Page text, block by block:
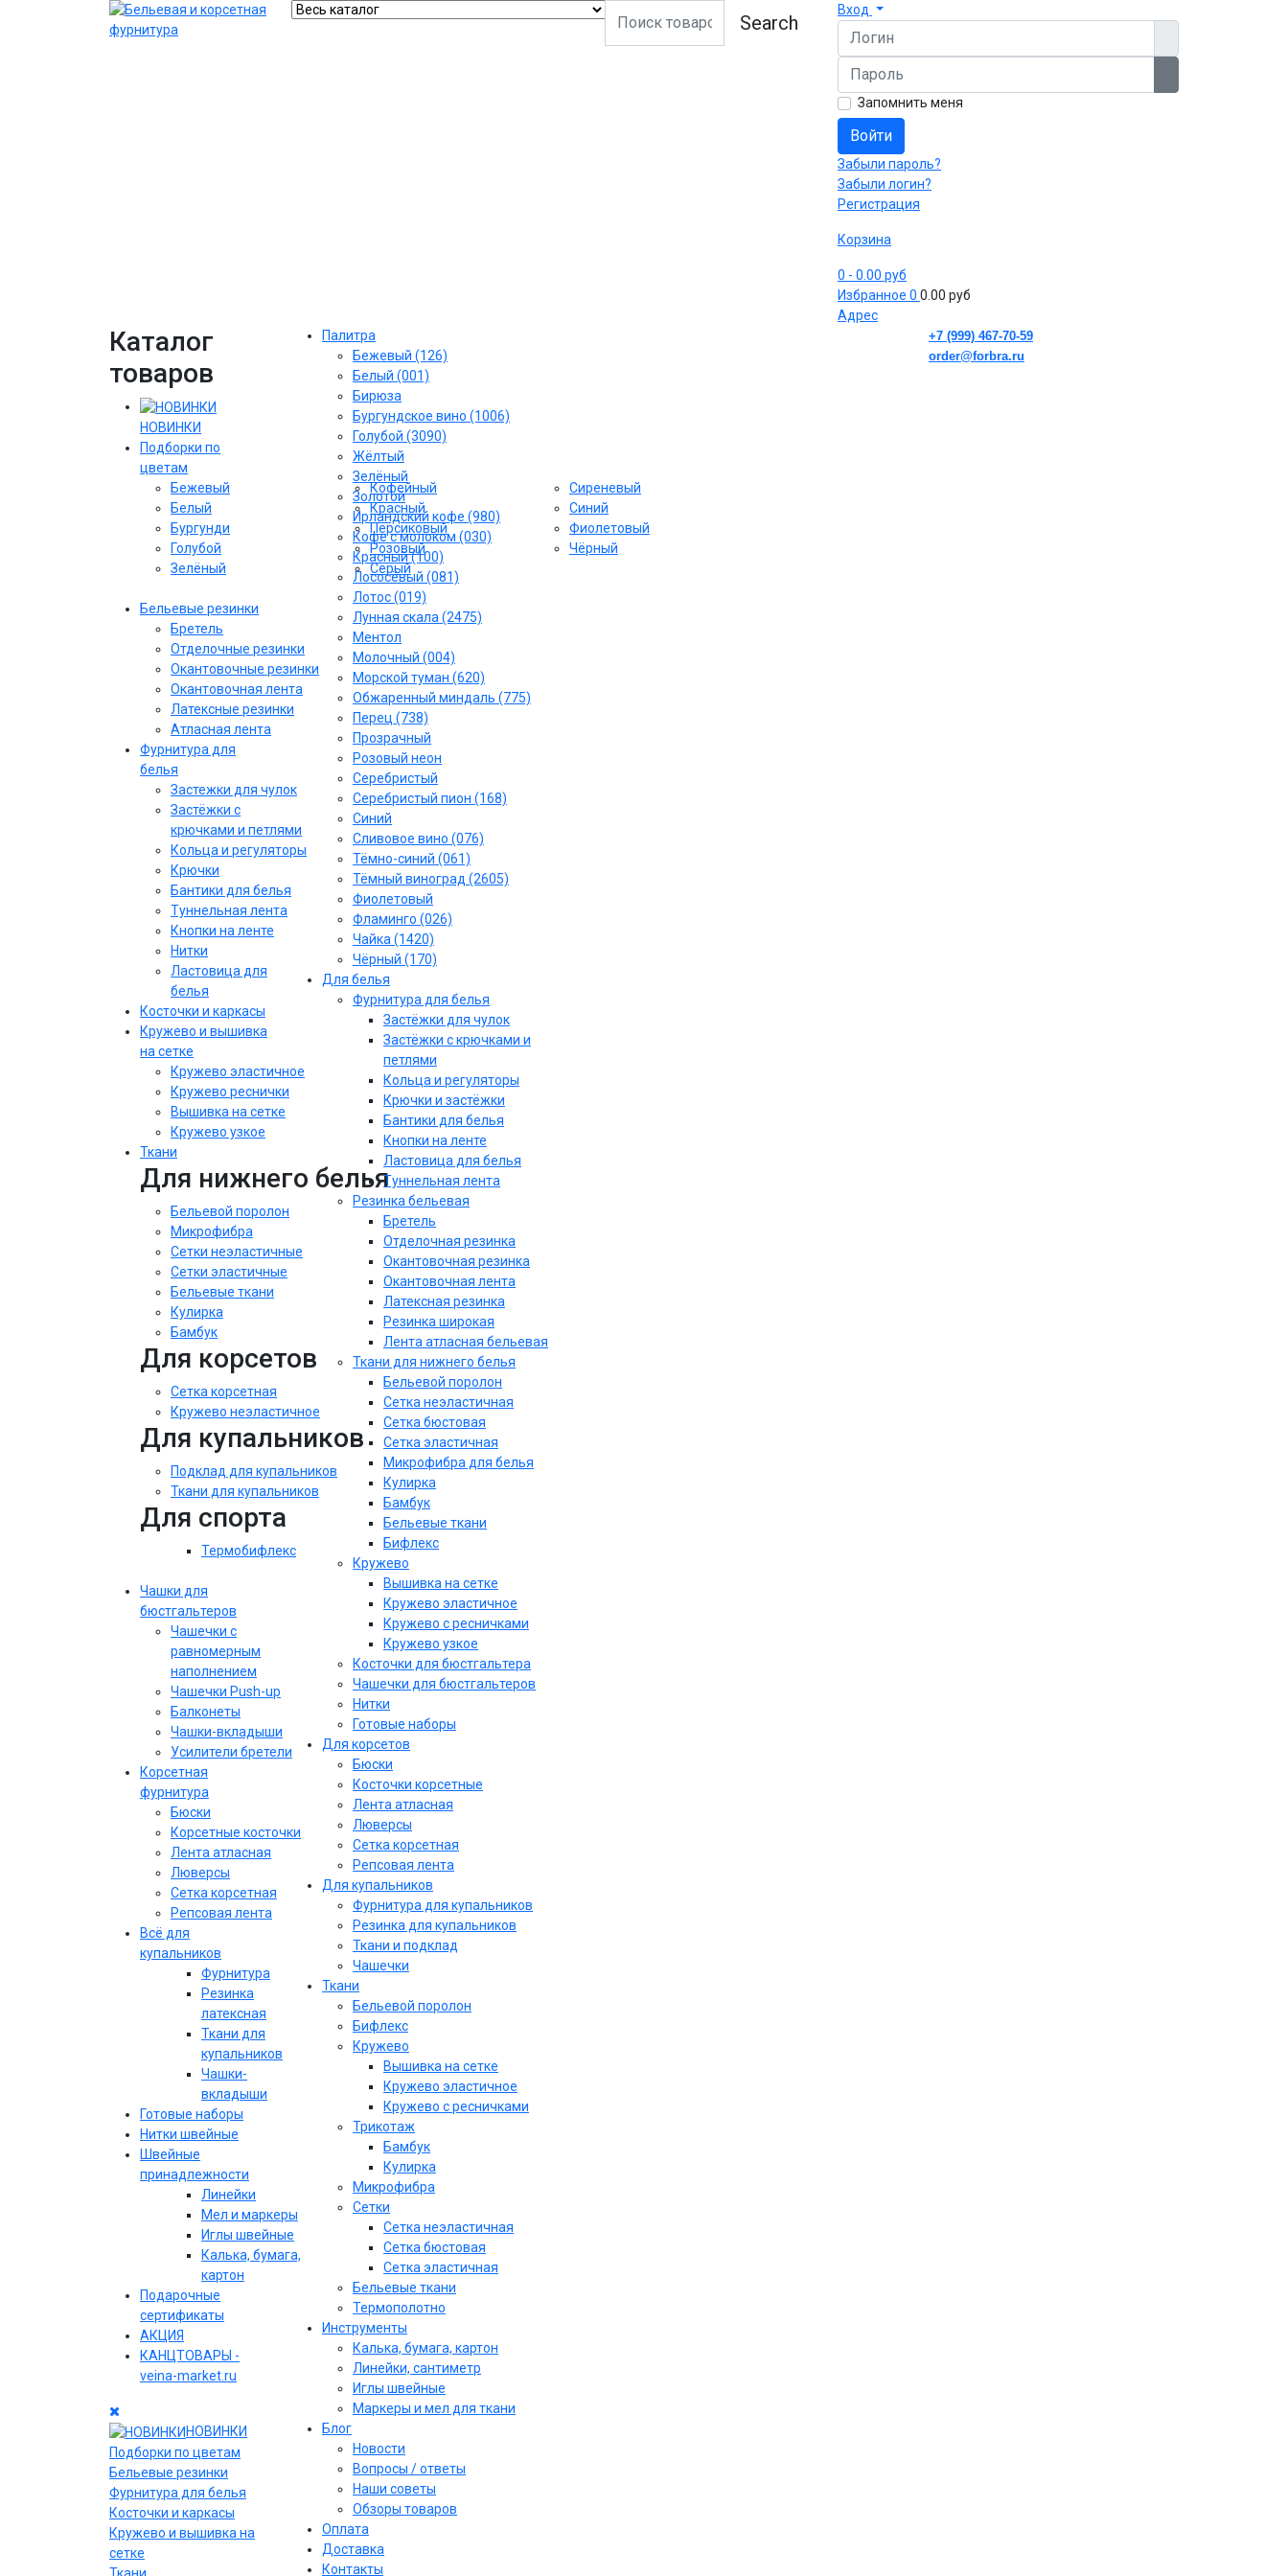
Search
Вход
Логин
Пароль
Запомнить меня
Войти
Забыли пароль?
Забыли логин?
Регистрация
Корзина
0 - 0.00 руб
Избранное 0 0.00 руб
Адрес
Каталог
товаров
НОВИНКИ
Подборки по
цветам
Бежевый
Белый
Бургунди
Голубой
Зелёный
Кофейный
Красный
Персиковый
Розовый
Серый
Сиреневый
Cиний
Фиолетовый
Чёрный
Бельевые резинки
Бретель
Отделочные резинки
Окантовочные резинки
Окантовочная лента
Латексные резинки
Атласная лента
Фурнитура для
белья
Застежки для чулок
Застёжки с
крючками и петлями
Кольца и регуляторы
Крючки
Бантики для белья
Туннельная лента
Кнопки на ленте
Нитки
Ластовица для
белья
Косточки и каркасы
Кружево и вышивка
на сетке
Кружево эластичное
Кружево реснички
Вышивка на сетке
Кружево узкое
Ткани
Для нижнего белья
Бельевой поролон
Микрофибра
Сетки неэластичные
Сетки эластичные
Бельевые ткани
Кулирка
Бамбук
Для корсетов
Сетка корсетная
Кружево неэластичное
Для купальников
Подклад для купальников
Ткани для купальников
Для спорта
Термобифлекс
Чашки для
бюстгальтеров
Чашечки с
равномерным
наполнением
Чашечки Push-up
Балконеты
Чашки-вкладыши
Усилители бретели
Корсетная
фурнитура
Бюски
Корсетные косточки
Лента атласная
Люверсы
Сетка корсетная
Репсовая лента
Всё для
купальников
Фурнитура
Резинка
латексная
Ткани для
купальников
Чашки-
вкладыши
Готовые наборы
Нитки швейные
Швейные
принадлежности
Линейки
Мел и маркеры
Иглы швейные
Калька, бумага,
картон
Подарочные
сертификаты
АКЦИЯ
КАНЦТОВАРЫ -
veina-market.ru
НОВИНКИ
Подборки по цветам
Бельевые резинки
Фурнитура для белья
Косточки и каркасы
Кружево и вышивка на
сетке
Ткани
Палитра
Бежевый (126)
Белый (001)
Бирюза
Бургундское вино (1006)
Голубой (3090)
Жёлтый
Зелёный
Золотой
Ирландский кофе (980)
Кофе с молоком (030)
Красный (100)
Лососёвый (081)
Лотос (019)
Лунная скала (2475)
Ментол
Молочный (004)
Морской туман (620)
Обжаренный миндаль (775)
Перец (738)
Прозрачный
Розовый неон
Серебристый
Серебристый пион (168)
Синий
Сливовое вино (076)
Тёмно-синий (061)
Тёмный виноград (2605)
Фиолетовый
Фламинго (026)
Чайка (1420)
Чёрный (170)
Для белья
Фурнитура для белья
Застёжки для чулок
Застёжки с крючками и
петлями
Кольца и регуляторы
Крючки и застёжки
Бантики для белья
Кнопки на ленте
Ластовица для белья
Туннельная лента
Резинка бельевая
Бретель
Отделочная резинка
Окантовочная резинка
Окантовочная лента
Латексная резинка
Резинка широкая
Лента атласная бельевая
Ткани для нижнего белья
Бельевой поролон
Сетка неэластичная
Сетка бюстовая
Сетка эластичная
Микрофибра для белья
Кулирка
Бамбук
Бельевые ткани
Бифлекс
Кружево
Вышивка на сетке
Кружево эластичное
Кружево с ресничками
Кружево узкое
Косточки для бюстгальтера
Чашечки для бюстгальтеров
Нитки
Готовые наборы
Для корсетов
Бюски
Косточки корсетные
Лента атласная
Люверсы
Сетка корсетная
Репсовая лента
Для купальников
Фурнитура для купальников
Резинка для купальников
Ткани и подклад
Чашечки
Ткани
Бельевой поролон
Бифлекс
Кружево
Вышивка на сетке
Кружево эластичное
Кружево с ресничками
Трикотаж
Бамбук
Кулирка
Микрофибра
Сетки
Сетка неэластичная
Сетка бюстовая
Сетка эластичная
Бельевые ткани
Термополотно
Инструменты
Калька, бумага, картон
Линейки, сантиметр
Иглы швейные
Маркеры и мел для ткани
Блог
Новости
Вопросы / ответы
Наши советы
Обзоры товаров
Оплата
Доставка
Контакты
+7 (999) 467-70-59
order@forbra.ru